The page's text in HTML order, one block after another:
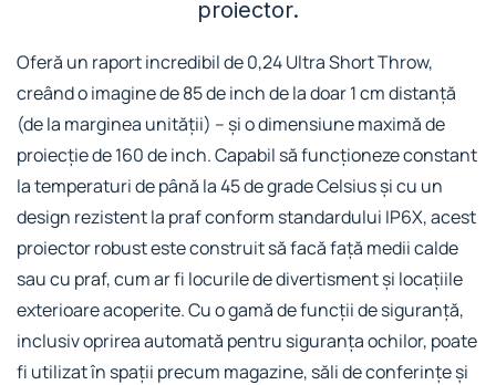
proiector.
Oferă un raport incredibil de 0,24 Ultra Short Throw,
creând o imagine de 85 de inch de la doar 1 cm distanță
(de la marginea unității) – și o dimensiune maximă de
proiecție de 160 de inch. Capabil să funcționeze constant
la temperaturi de până la 45 de grade Celsius și cu un
design rezistent la praf conform standardului IP6X, acest
proiector robust este construit să facă față medii calde
sau cu praf, cum ar fi locurile de divertisment și locațiile
exterioare acoperite. Cu o gamă de funcții de siguranță,
inclusiv oprirea automată pentru siguranța ochilor, poate
fi utilizat în spații precum magazine, săli de conferințe și